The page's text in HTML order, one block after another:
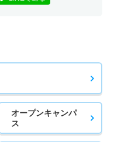
オープンキャンパ
ス